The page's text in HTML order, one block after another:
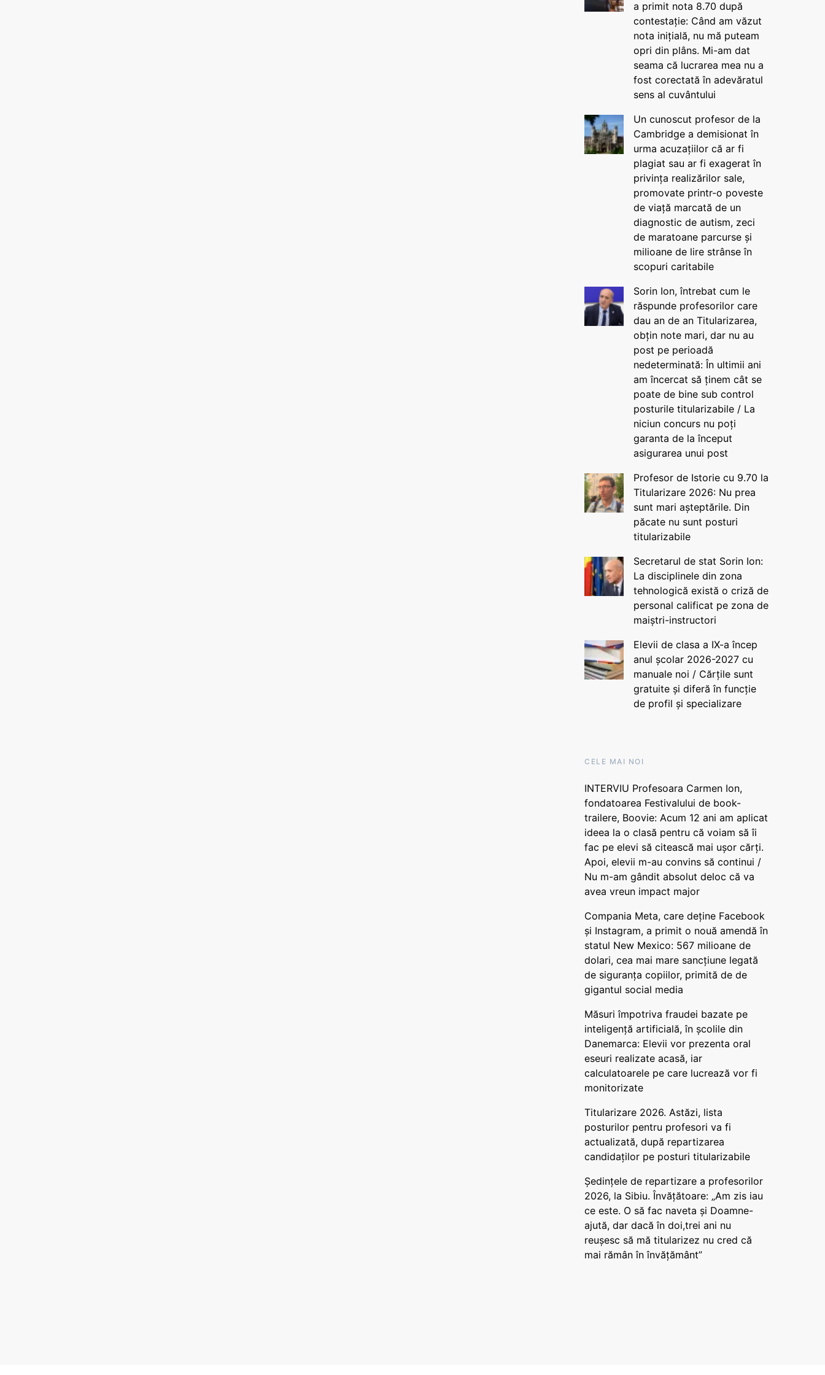
a primit nota 8.70 după
contestație: Când am văzut
nota inițială, nu mă puteam
opri din plâns. Mi-am dat
seama că lucrarea mea nu a
fost corectată în adevăratul
sens al cuvântului
Un cunoscut profesor de la
Cambridge a demisionat în
urma acuzațiilor că ar fi
plagiat sau ar fi exagerat în
privința realizărilor sale,
promovate printr-o poveste
de viață marcată de un
diagnostic de autism, zeci
de maratoane parcurse și
milioane de lire strânse în
scopuri caritabile
Sorin Ion, întrebat cum le
răspunde profesorilor care
dau an de an Titularizarea,
obțin note mari, dar nu au
post pe perioadă
nedeterminată: În ultimii ani
am încercat să ținem cât se
poate de bine sub control
posturile titularizabile / La
niciun concurs nu poți
garanta de la început
asigurarea unui post
Profesor de Istorie cu 9.70 la
Titularizare 2026: Nu prea
sunt mari așteptările. Din
păcate nu sunt posturi
titularizabile
Secretarul de stat Sorin Ion:
La disciplinele din zona
tehnologică există o criză de
personal calificat pe zona de
maiștri-instructori
Elevii de clasa a IX-a încep
anul școlar 2026-2027 cu
manuale noi / Cărțile sunt
gratuite și diferă în funcție
de profil și specializare
CELE MAI NOI
INTERVIU Profesoara Carmen Ion,
fondatoarea Festivalului de book-
trailere, Boovie: Acum 12 ani am aplicat
ideea la o clasă pentru că voiam să îi
fac pe elevi să citească mai ușor cărți.
Apoi, elevii m-au convins să continui /
Nu m-am gândit absolut deloc că va
avea vreun impact major
Compania Meta, care deține Facebook
și Instagram, a primit o nouă amendă în
statul New Mexico: 567 milioane de
dolari, cea mai mare sancțiune legată
de siguranța copiilor, primită de de
gigantul social media
Măsuri împotriva fraudei bazate pe
inteligență artificială, în școlile din
Danemarca: Elevii vor prezenta oral
eseuri realizate acasă, iar
calculatoarele pe care lucrează vor fi
monitorizate
Titularizare 2026. Astăzi, lista
posturilor pentru profesori va fi
actualizată, după repartizarea
candidaților pe posturi titularizabile
Ședințele de repartizare a profesorilor
2026, la Sibiu. Învățătoare: „Am zis iau
ce este. O să fac naveta și Doamne-
ajută, dar dacă în doi,trei ani nu
reușesc să mă titularizez nu cred că
mai rămân în învățământ”